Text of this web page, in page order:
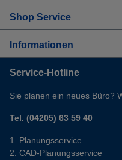
Shop Service
Informationen
Service-Hotline
Sie planen ein neues Büro?
Tel. (04205) 63 59 40
Planungsservice
CAD-Planungsservice